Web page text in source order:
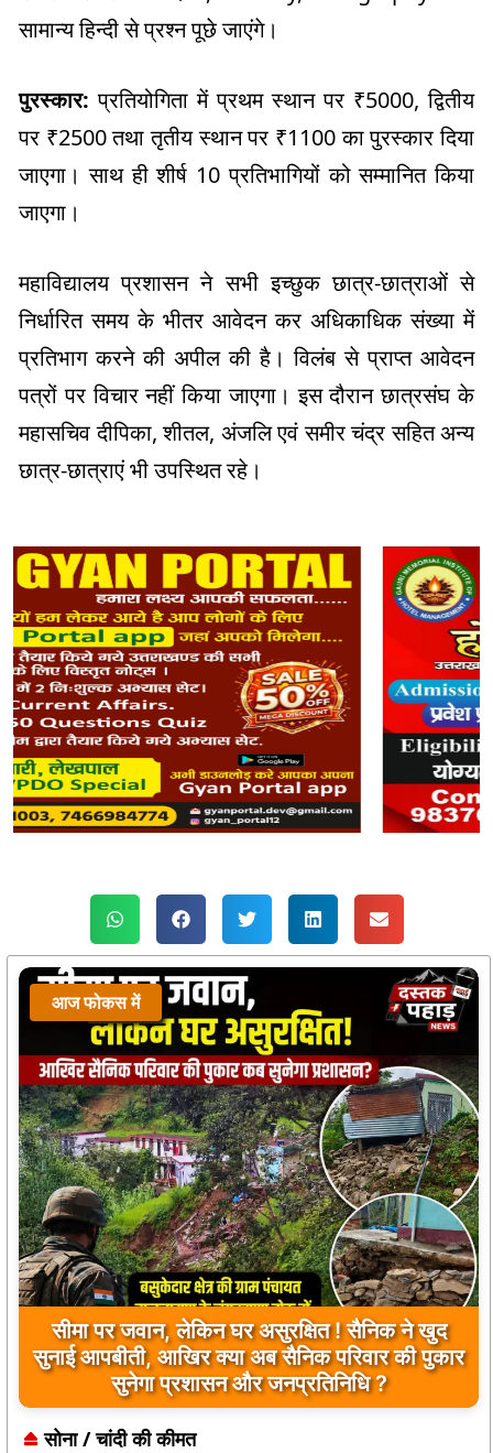
सामान्य हिन्दी से प्रश्न पूछे जाएंगे।
पुरस्कार: प्रतियोगिता में प्रथम स्थान पर ₹5000, द्वितीय
पर ₹2500 तथा तृतीय स्थान पर ₹1100 का पुरस्कार दिया
जाएगा। साथ ही शीर्ष 10 प्रतिभागियों को सम्मानित किया
जाएगा।
महाविद्यालय प्रशासन ने सभी इच्छुक छात्र-छात्राओं से
निर्धारित समय के भीतर आवेदन कर अधिकाधिक संख्या में
प्रतिभाग करने की अपील की है। विलंब से प्राप्त आवेदन
पत्रों पर विचार नहीं किया जाएगा। इस दौरान छात्रसंघ के
महासचिव दीपिका, शीतल, अंजलि एवं समीर चंद्र सहित अन्य
छात्र-छात्राएं भी उपस्थित रहे।
आज फोकस में
सीमा पर जवान, लेकिन घर असुरक्षित ! सैनिक ने खुद
सुनाई आपबीती, आखिर क्या अब सैनिक परिवार की पुकार
सुनेगा प्रशासन और जनप्रतिनिधि ?
सोना / चांदी की कीमत